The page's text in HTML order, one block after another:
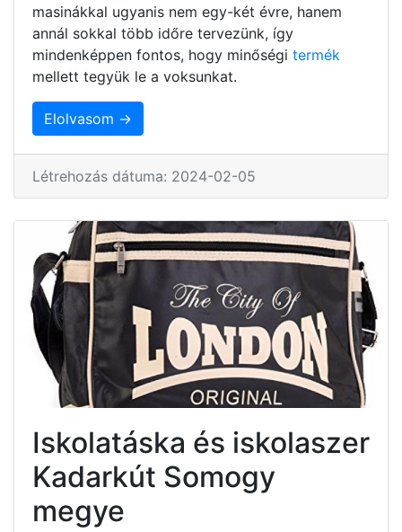
masinákkal ugyanis nem egy-két évre, hanem
annál sokkal több időre tervezünk, így
mindenképpen fontos, hogy minőségi termék
mellett tegyük le a voksunkat.
Elolvasom →
Létrehozás dátuma: 2024-02-05
Iskolatáska és iskolaszer
Kadarkút Somogy
megye